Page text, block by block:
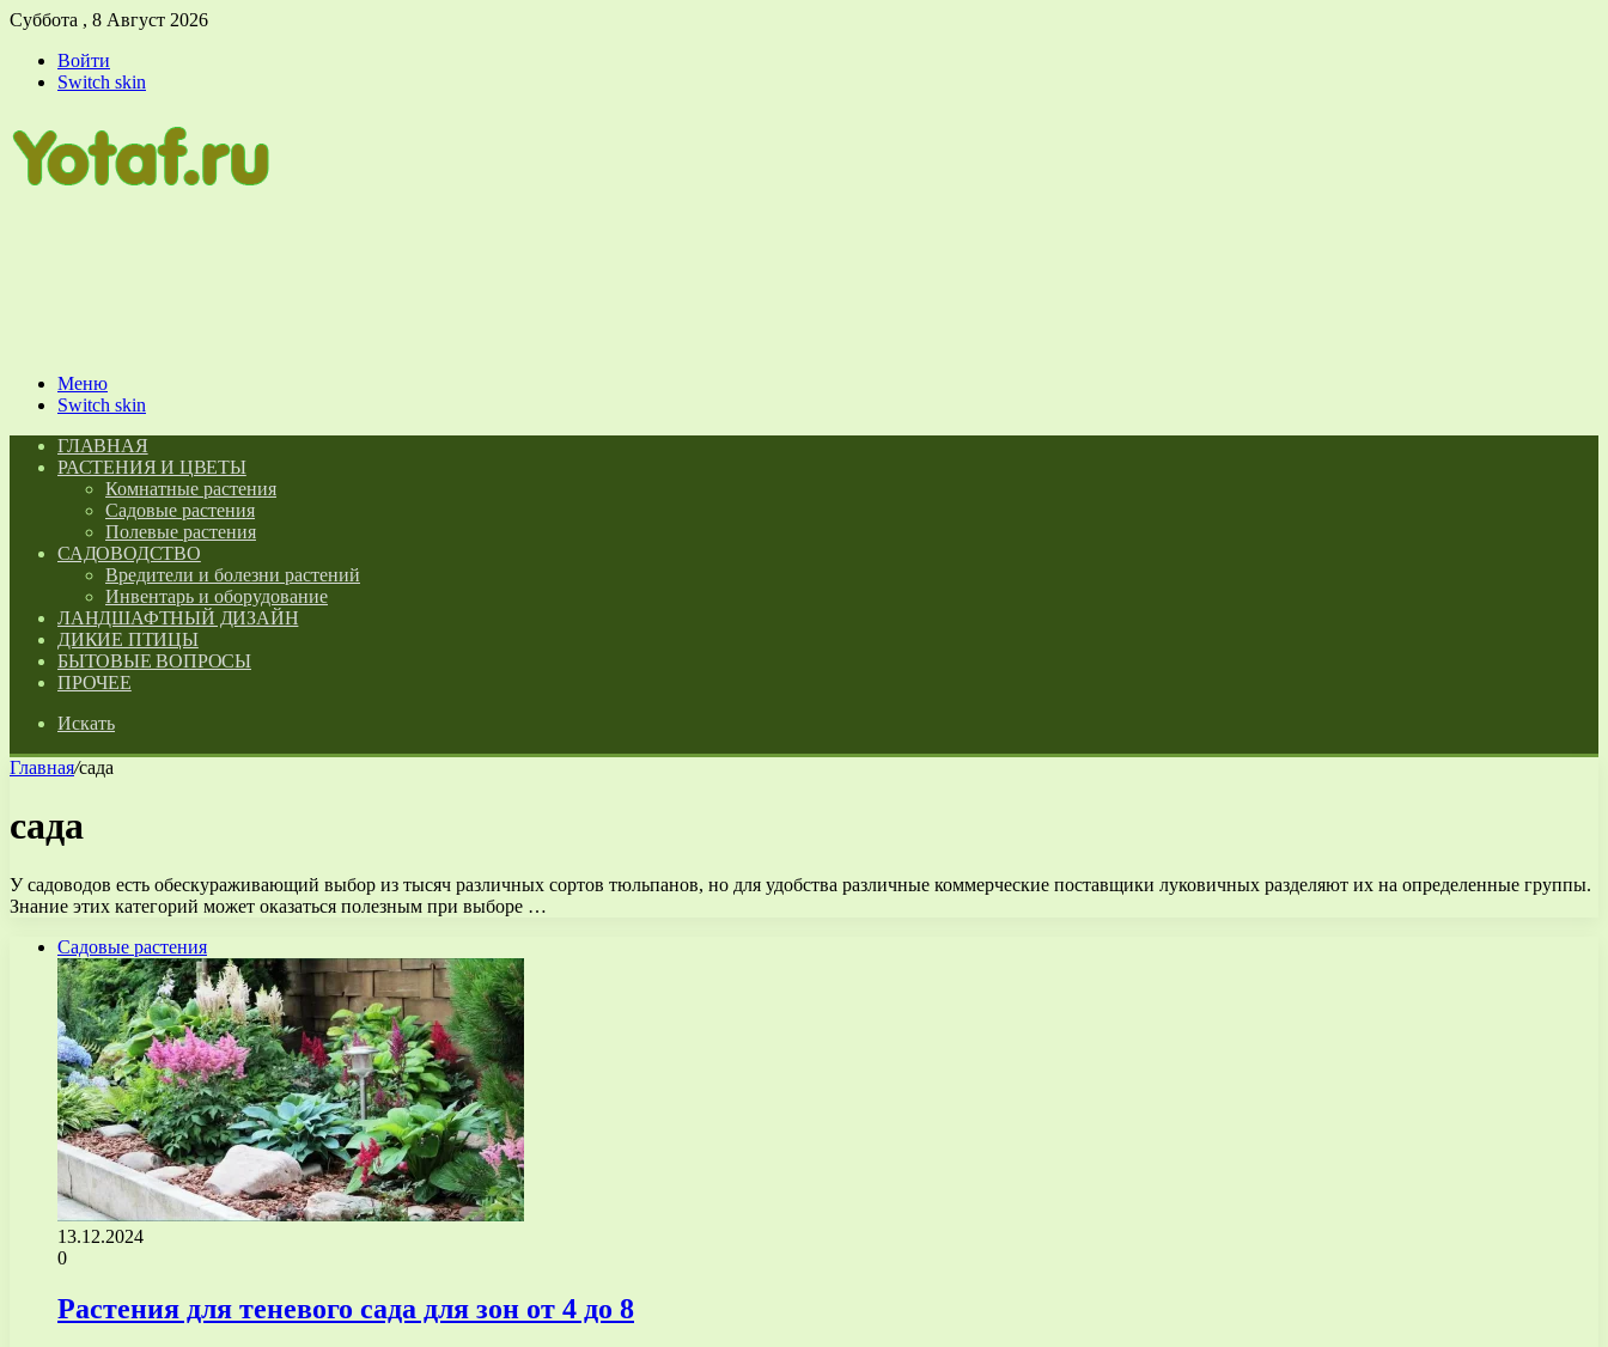
Суббота , 8 Август 2026
Войти
Switch skin
Меню
Switch skin
ГЛАВНАЯ
РАСТЕНИЯ И ЦВЕТЫ
Комнатные растения
Садовые растения
Полевые растения
САДОВОДСТВО
Вредители и болезни растений
Инвентарь и оборудование
ЛАНДШАФТНЫЙ ДИЗАЙН
ДИКИЕ ПТИЦЫ
БЫТОВЫЕ ВОПРОСЫ
ПРОЧЕЕ
Искать
Главная/сада
сада
У садоводов есть обескураживающий выбор из тысяч различных сортов тюльпанов, но для удобства различные коммерческие поставщики луковичных разделяют их на определенные группы.
Знание этих категорий может оказаться полезным при выборе …
Садовые растения
13.12.2024
0
Растения для теневого сада для зон от 4 до 8